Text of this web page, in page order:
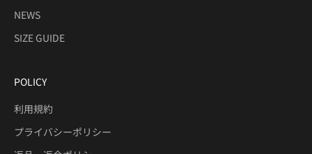
NEWS
SIZE GUIDE
POLICY
利用規約
プライバシーポリシー